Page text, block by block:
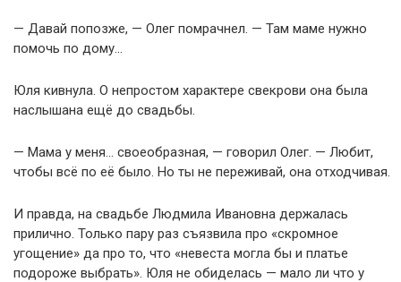
— Давай попозже, — Олег помрачнел. — Там маме нужно
помочь по дому…
Юля кивнула. О непростом характере свекрови она была
наслышана ещё до свадьбы.
— Мама у меня… своеобразная, — говорил Олег. — Любит,
чтобы всё по её было. Но ты не переживай, она отходчивая.
И правда, на свадьбе Людмила Ивановна держалась
прилично. Только пару раз съязвила про «скромное
угощение» да про то, что «невеста могла бы и платье
подороже выбрать». Юля не обиделась — мало ли что у